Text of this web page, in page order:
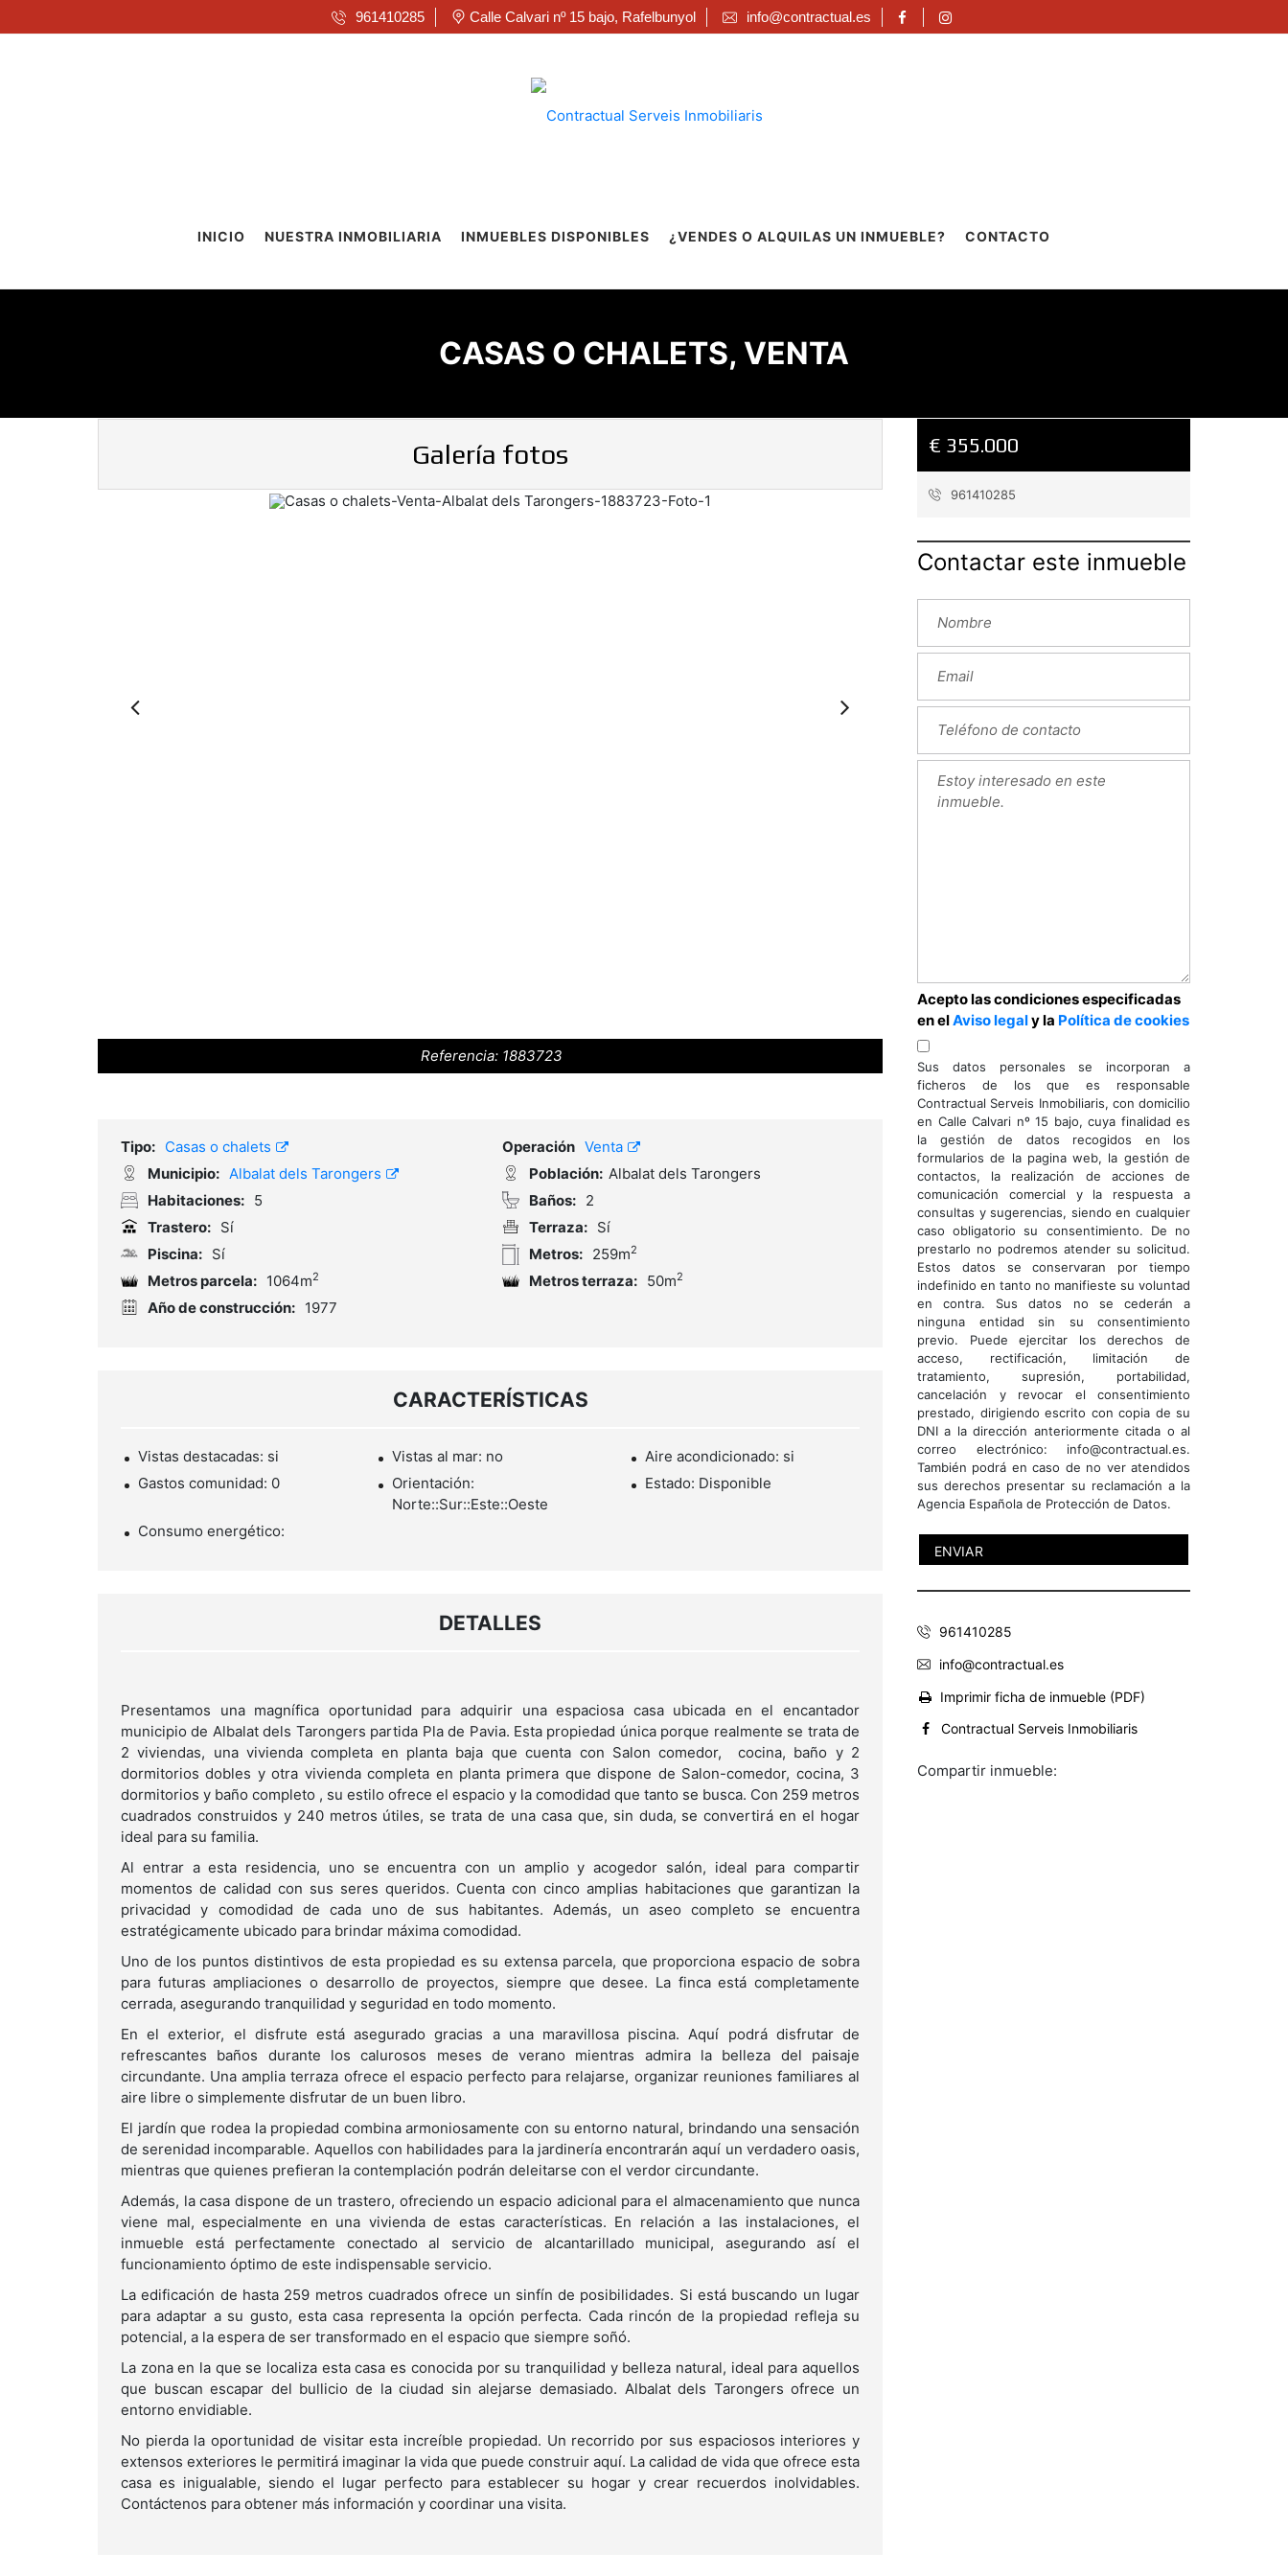
961410285 Calle Calvari nº 15 bajo, Rafelbunyol info@contractual.es
INICIO NUESTRA INMOBILIARIA INMUEBLES DISPONIBLES ¿VENDES O ALQUILAS UN INMUEBLE? CONTACTO
CASAS O CHALETS, VENTA
Galería fotos
Next
Referencia: 1883723
Tipo: Casas o chalets Operación Venta
Municipio: Albalat dels Tarongers Población: Albalat dels Tarongers
Habitaciones: 5 Baños:
2
Trastero: Sí Terraza:
Sí
Piscina: Sí Metros: 259m2
Metros parcela: 1064m2 Metros terraza: 50m2
Año de construcción: 1977
CARACTERÍSTICAS
Vistas destacadas: si Vistas al mar: no
Aire acondicionado: si
Gastos comunidad: 0
Orientación:
Norte::Sur::Este::Oeste
Estado: Disponible
Consumo energético:
DETALLES
Presentamos una magnífica oportunidad para adquirir una espaciosa casa ubicada en el encantador
municipio de Albalat dels Tarongers partida Pla de Pavia. Esta propiedad única porque realmente se trata de
2 viviendas, una vivienda completa en planta baja que cuenta con Salon comedor, cocina, baño y 2
dormitorios dobles y otra vivienda completa en planta primera que dispone de Salon-comedor, cocina, 3
dormitorios y baño completo , su estilo ofrece el espacio y la comodidad que tanto se busca. Con 259 metros
cuadrados construidos y 240 metros útiles, se trata de una casa que, sin duda, se convertirá en el hogar
ideal para su familia.
Al entrar a esta residencia, uno se encuentra con un amplio y acogedor salón, ideal para compartir
momentos de calidad con sus seres queridos. Cuenta con cinco amplias habitaciones que garantizan la
privacidad y comodidad de cada uno de sus habitantes. Además, un aseo completo se encuentra
estratégicamente ubicado para brindar máxima comodidad.
Uno de los puntos distintivos de esta propiedad es su extensa parcela, que proporciona espacio de sobra
para futuras ampliaciones o desarrollo de proyectos, siempre que desee. La finca está completamente
cerrada, asegurando tranquilidad y seguridad en todo momento.
En el exterior, el disfrute está asegurado gracias a una maravillosa piscina. Aquí podrá disfrutar de
refrescantes baños durante los calurosos meses de verano mientras admira la belleza del paisaje
circundante. Una amplia terraza ofrece el espacio perfecto para relajarse, organizar reuniones familiares al
aire libre o simplemente disfrutar de un buen libro.
El jardín que rodea la propiedad combina armoniosamente con su entorno natural, brindando una sensación
de serenidad incomparable. Aquellos con habilidades para la jardinería encontrarán aquí un verdadero oasis,
mientras que quienes prefieran la contemplación podrán deleitarse con el verdor circundante.
Además, la casa dispone de un trastero, ofreciendo un espacio adicional para el almacenamiento que nunca
viene mal, especialmente en una vivienda de estas características. En relación a las instalaciones, el
inmueble está perfectamente conectado al servicio de alcantarillado municipal, asegurando así el
funcionamiento óptimo de este indispensable servicio.
La edificación de hasta 259 metros cuadrados ofrece un sinfín de posibilidades. Si está buscando un lugar
para adaptar a su gusto, esta casa representa la opción perfecta. Cada rincón de la propiedad refleja su
potencial, a la espera de ser transformado en el espacio que siempre soñó.
La zona en la que se localiza esta casa es conocida por su tranquilidad y belleza natural, ideal para aquellos
que buscan escapar del bullicio de la ciudad sin alejarse demasiado. Albalat dels Tarongers ofrece un
entorno envidiable.
No pierda la oportunidad de visitar esta increíble propiedad. Un recorrido por sus espaciosos interiores y
extensos exteriores le permitirá imaginar la vida que puede construir aquí. La calidad de vida que ofrece esta
casa es inigualable, siendo el lugar perfecto para establecer su hogar y crear recuerdos inolvidables.
Contáctenos para obtener más información y coordinar una visita.
€ 355.000
961410285
Contactar este inmueble
Acepto las condiciones especificadas
en elAviso legaly la Política de cookies
Sus datos personales se incorporan a
ficheros de los que es responsable
Contractual Serveis Inmobiliaris, con domicilio
en Calle Calvari nº 15 bajo, cuya finalidad es
la gestión de datos recogidos en los
formularios de la pagina web, la gestión de
contactos, la realización de acciones de
comunicación comercial y la respuesta a
consultas y sugerencias, siendo en cualquier
caso obligatorio su consentimiento. De no
prestarlo no podremos atender su solicitud.
Estos datos se conservaran por tiempo
indefinido en tanto no manifieste su voluntad
en contra. Sus datos no se cederán a
ninguna entidad sin su consentimiento
previo. Puede ejercitar los derechos de
acceso, rectificación, limitación de
tratamiento, supresión, portabilidad,
cancelación y revocar el consentimiento
prestado, dirigiendo escrito con copia de su
DNI a la dirección anteriormente citada o al
correo electrónico: info@contractual.es.
También podrá en caso de no ver atendidos
sus derechos presentar su reclamación a la
Agencia Española de Protección de Datos.
961410285
info@contractual.es
Imprimir ficha de inmueble (PDF)
Contractual Serveis Inmobiliaris
Compartir inmueble: